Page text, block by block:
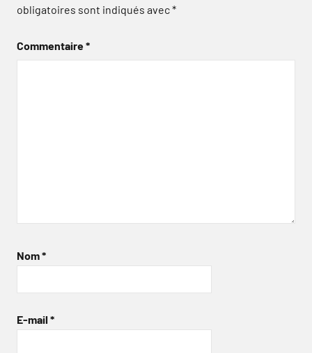
obligatoires sont indiqués avec*
Commentaire*
Nom*
E-mail *